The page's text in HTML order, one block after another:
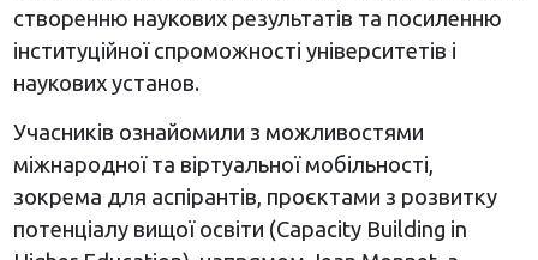
створенню наукових результатів та посиленню
інституційної спроможності університетів і
наукових установ.
Учасників ознайомили з можливостями
міжнародної та віртуальної мобільності,
зокрема для аспірантів, проєктами з розвитку
потенціалу вищої освіти (Capacity Building in